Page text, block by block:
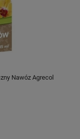
Nawóz Agrecol